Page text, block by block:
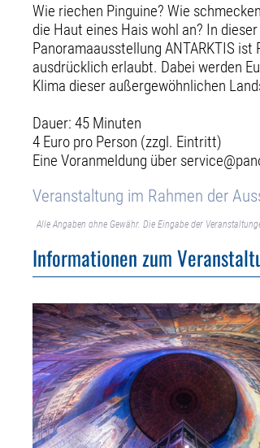
Wie riechen Pinguine? Wie
die Haut eines Hais wohl an? In
Panoramaausstellung ANTARKTIS
ausdrücklich erlaubt. Dabei werden
Klima dieser außergewöhnlichen
Dauer: 45 Minuten
4 Euro pro Person (zzgl. Eintritt)
Eine Voranmeldung über
Veranstaltung im Rahmen der
Alle Angaben ohne Gewähr. Die Eingabe der
Informationen zum